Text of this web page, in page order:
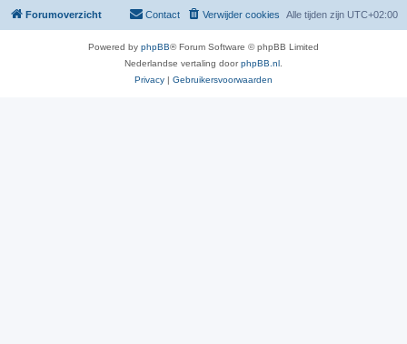
Forumoverzicht Alle tijden zijn UTC+02:00
Verwijder cookies
Contact
Powered by phpBB® Forum Software © phpBB Limited
Nederlandse vertaling doorphpBB.nl
Privacy | Gebruikersvoorwaarden